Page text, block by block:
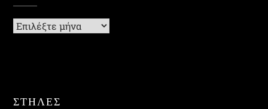
Ιστορικό
ΣΤΗΛΕΣ